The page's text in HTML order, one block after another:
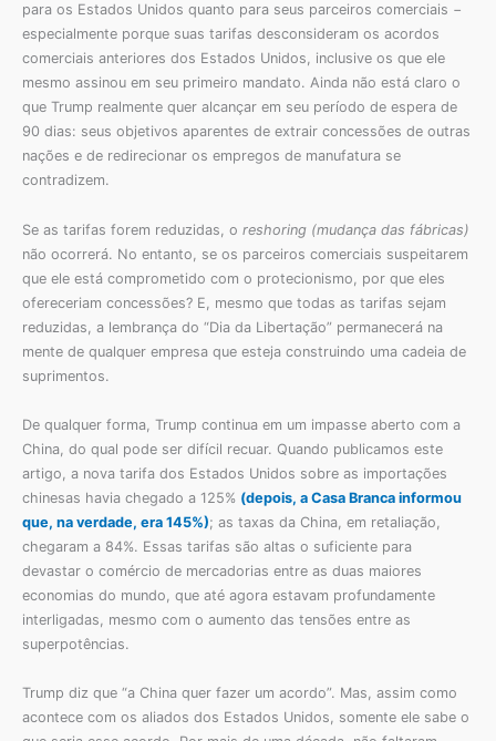
para os Estados Unidos quanto para seus parceiros comerciais −
especialmente porque suas tarifas desconsideram os acordos
comerciais anteriores dos Estados Unidos, inclusive os que ele
mesmo assinou em seu primeiro mandato. Ainda não está claro o
que Trump realmente quer alcançar em seu período de espera de
90 dias: seus objetivos aparentes de extrair concessões de outras
nações e de redirecionar os empregos de manufatura se
contradizem.
Se as tarifas forem reduzidas, o reshoring (mudança das fábricas)
não ocorrerá. No entanto, se os parceiros comerciais suspeitarem
que ele está comprometido com o protecionismo, por que eles
ofereceriam concessões? E, mesmo que todas as tarifas sejam
reduzidas, a lembrança do “Dia da Libertação” permanecerá na
mente de qualquer empresa que esteja construindo uma cadeia de
suprimentos.
De qualquer forma, Trump continua em um impasse aberto com a
China, do qual pode ser difícil recuar. Quando publicamos este
artigo, a nova tarifa dos Estados Unidos sobre as importações
chinesas havia chegado a 125% (depois, a Casa Branca informou
que, na verdade, era 145%); as taxas da China, em retaliação,
chegaram a 84%. Essas tarifas são altas o suficiente para
devastar o comércio de mercadorias entre as duas maiores
economias do mundo, que até agora estavam profundamente
interligadas, mesmo com o aumento das tensões entre as
superpotências.
Trump diz que “a China quer fazer um acordo”. Mas, assim como
acontece com os aliados dos Estados Unidos, somente ele sabe o